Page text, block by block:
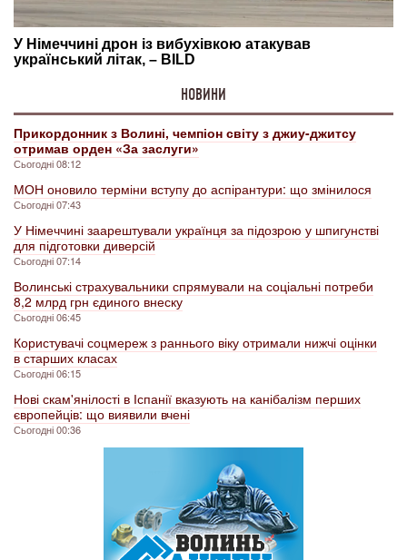
НОВИНИ
Прикордонник з Волині, чемпіон світу з джиу-джитсу
отримав орден «За заслуги»
Сьогодні 08:12
МОН оновило терміни вступу до аспірантури: що змінилося
Сьогодні 07:43
У Німеччині заарештували українця за підозрою у шпигунстві
для підготовки диверсій
Сьогодні 07:14
Волинські страхувальники спрямували на соціальні потреби
8,2 млрд грн єдиного внеску
Сьогодні 06:45
Користувачі соцмереж з раннього віку отримали нижчі оцінки
в старших класах
Сьогодні 06:15
Нові скам'янілості в Іспанії вказують на канібалізм перших
європейців: що виявили вчені
Сьогодні 00:36